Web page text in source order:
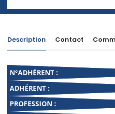
Description Contact
N°ADHÉRENT :
ADHÉRENT :
PROFESSION :